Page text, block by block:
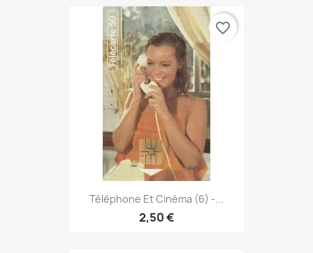
Téléphone Et Cinéma (6) -...
2,50 €
favorite_border